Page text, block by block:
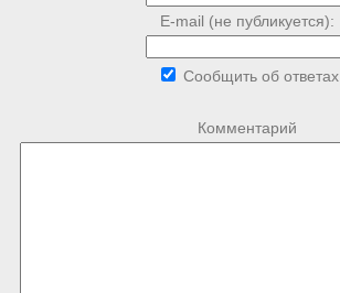
E-mail (не публикуется):
Сообщить об ответах
Комментарий